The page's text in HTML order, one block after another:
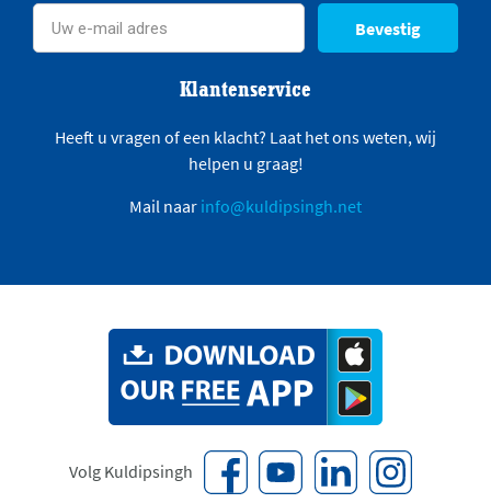
Bevestig
Klantenservice
Heeft u vragen of een klacht? Laat het ons weten, wij
helpen u graag!
Mail naar info@kuldipsingh.net
Volg Kuldipsingh